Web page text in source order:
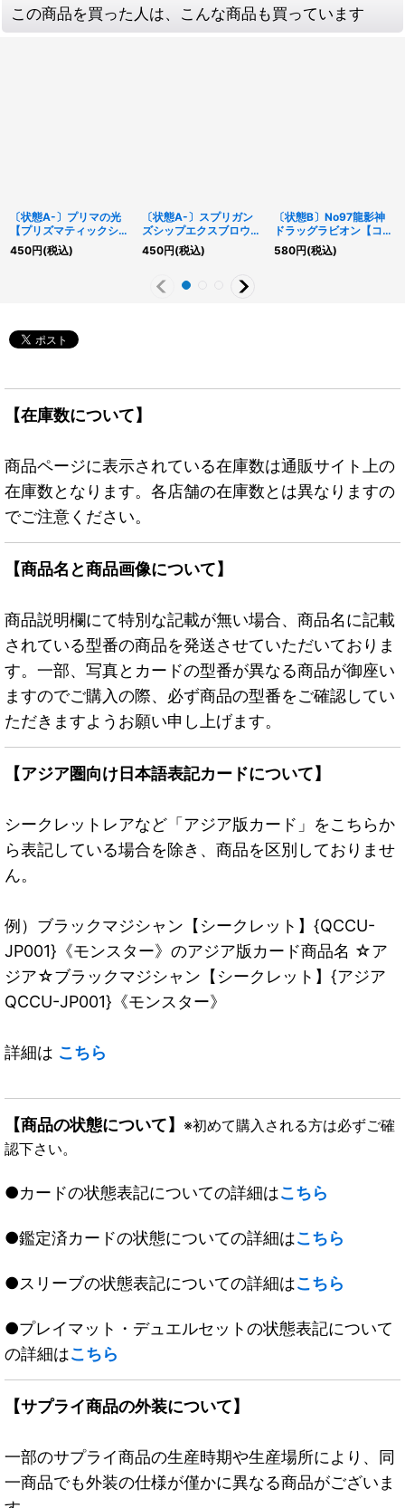
この商品を買った人は、こんな商品も買っています
〔状態A-〕プリマの光
【プリズマティックシー
クレット】{LPG1-
JP007}《魔法》
450円(税込)
〔状態A-〕スプリガン
ズシップエクスブロウラ
ー【プリズマティックシ
ークレット】{BLVO-
450円(税込)
〔状態B〕No97龍影神
ドラッグラビオン【コレ
クターズ】{CP19-
JP033}《エクシーズ》
580円(税込)
【在庫数について】
商品ページに表示されている在庫数は通販サイト上の
在庫数となります。各店舗の在庫数とは異なりますの
でご注意ください。
【商品名と商品画像について】
商品説明欄にて特別な記載が無い場合、商品名に記載
されている型番の商品を発送させていただいておりま
す。一部、写真とカードの型番が異なる商品が御座い
ますのでご購入の際、必ず商品の型番をご確認してい
ただきますようお願い申し上げます。
【アジア圏向け日本語表記カードについて】
シークレットレアなど「アジア版カード」をこちらか
ら表記している場合を除き、商品を区別しておりませ
ん。
例）ブラックマジシャン【シークレット】{QCCU-
JP001}《モンスター》のアジア版カード商品名 ☆ア
ジア☆ブラックマジシャン【シークレット】{アジア
QCCU-JP001}《モンスター》
詳細は こちら
【商品の状態について】 ※初めて購入される方は必ずご確
認下さい。
●カードの状態表記についての詳細はこちら
●鑑定済カードの状態についての詳細はこちら
●スリーブの状態表記についての詳細はこちら
●プレイマット・デュエルセットの状態表記について
の詳細はこちら
【サプライ商品の外装について】
一部のサプライ商品の生産時期や生産場所により、同
一商品でも外装の仕様が僅かに異なる商品がございま